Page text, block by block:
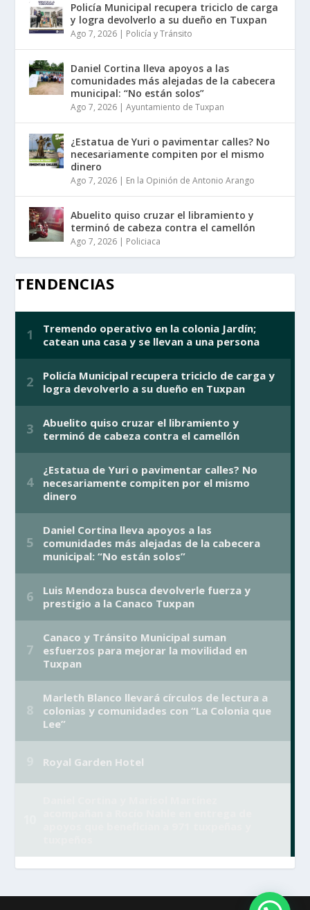
Policía Municipal recupera triciclo de carga
y logra devolverlo a su dueño en Tuxpan
Ago 7, 2026 | Policía y Tránsito
Daniel Cortina lleva apoyos a las
comunidades más alejadas de la cabecera
municipal: “No están solos”
Ago 7, 2026 |Ayuntamiento de Tuxpan
¿Estatua de Yuri o pavimentar calles? No
necesariamente compiten por el mismo
dinero
Ago 7, 2026 | En la Opinión de Antonio Arango
Abuelito quiso cruzar el libramiento y
terminó de cabeza contra el camellón
Ago 7, 2026 | Policiaca
TENDENCIAS